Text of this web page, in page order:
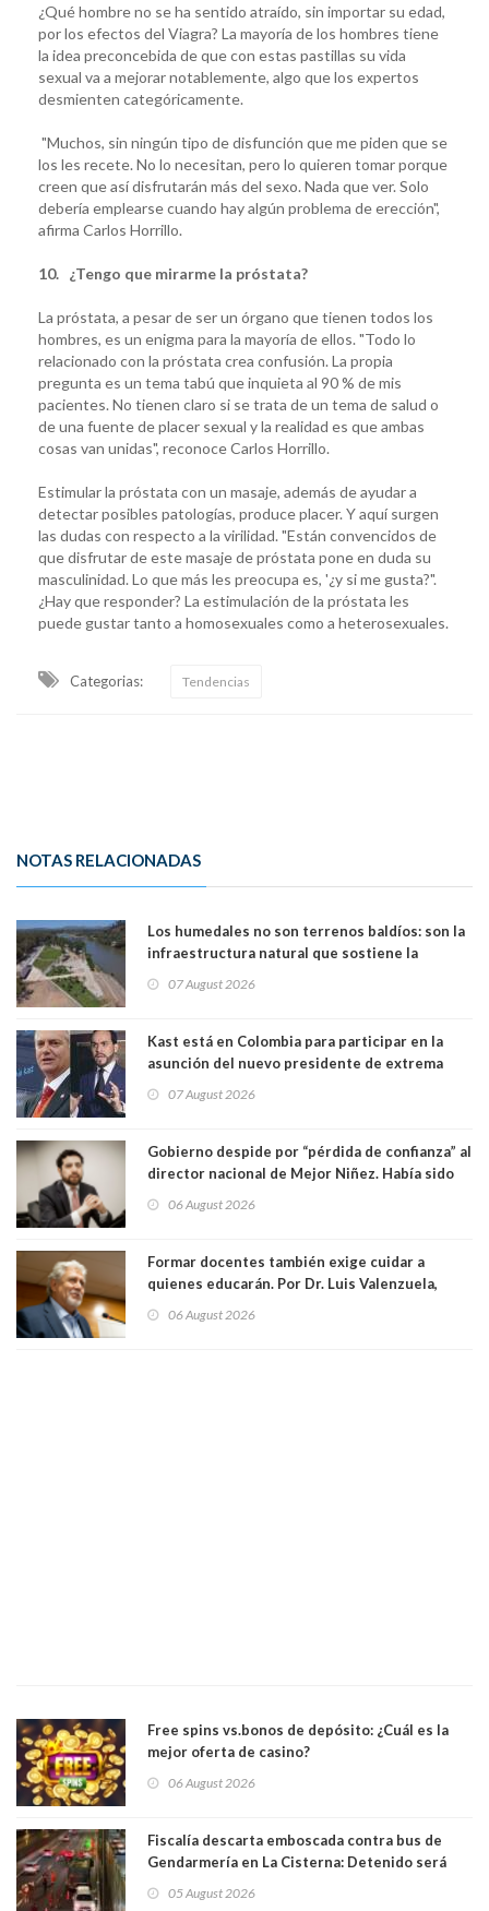
¿Qué hombre no se ha sentido atraído, sin importar su edad,
por los efectos del Viagra? La mayoría de los hombres tiene
la idea preconcebida de que con estas pastillas su vida
sexual va a mejorar notablemente, algo que los expertos
desmienten categóricamente.
"Muchos, sin ningún tipo de disfunción que me piden que se
los les recete. No lo necesitan, pero lo quieren tomar porque
creen que así disfrutarán más del sexo. Nada que ver. Solo
debería emplearse cuando hay algún problema de erección",
afirma Carlos Horrillo.
10. ¿Tengo que mirarme la próstata?
La próstata, a pesar de ser un órgano que tienen todos los
hombres, es un enigma para la mayoría de ellos. "Todo lo
relacionado con la próstata crea confusión. La propia
pregunta es un tema tabú que inquieta al 90 % de mis
pacientes. No tienen claro si se trata de un tema de salud o
de una fuente de placer sexual y la realidad es que ambas
cosas van unidas", reconoce Carlos Horrillo.
Estimular la próstata con un masaje, además de ayudar a
detectar posibles patologías, produce placer. Y aquí surgen
las dudas con respecto a la virilidad. "Están convencidos de
que disfrutar de este masaje de próstata pone en duda su
masculinidad. Lo que más les preocupa es, '¿y si me gusta?".
¿Hay que responder? La estimulación de la próstata les
puede gustar tanto a homosexuales como a heterosexuales.
Categorias: Tendencias
NOTAS RELACIONADAS
Los humedales no son terrenos baldíos: son la
infraestructura natural que sostiene la
07 August 2026
Kast está en Colombia para participar en la
asunción del nuevo presidente de extrema
07 August 2026
Gobierno despide por “pérdida de confianza” al
director nacional de Mejor Niñez. Había sido
06 August 2026
Formar docentes también exige cuidar a
quienes educarán. Por Dr. Luis Valenzuela,
Académicos U. Católica Silva Henríquez
06 August 2026
Free spins vs.bonos de depósito: ¿Cuál es la
mejor oferta de casino?
06 August 2026
Fiscalía descarta emboscada contra bus de
Gendarmería en La Cisterna: Detenido será
05 August 2026